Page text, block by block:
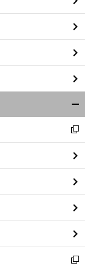
前
閉
る
新
し
い
ウ
ィ
ン
ド
ウ
で
開
く
新